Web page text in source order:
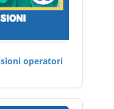
operatori